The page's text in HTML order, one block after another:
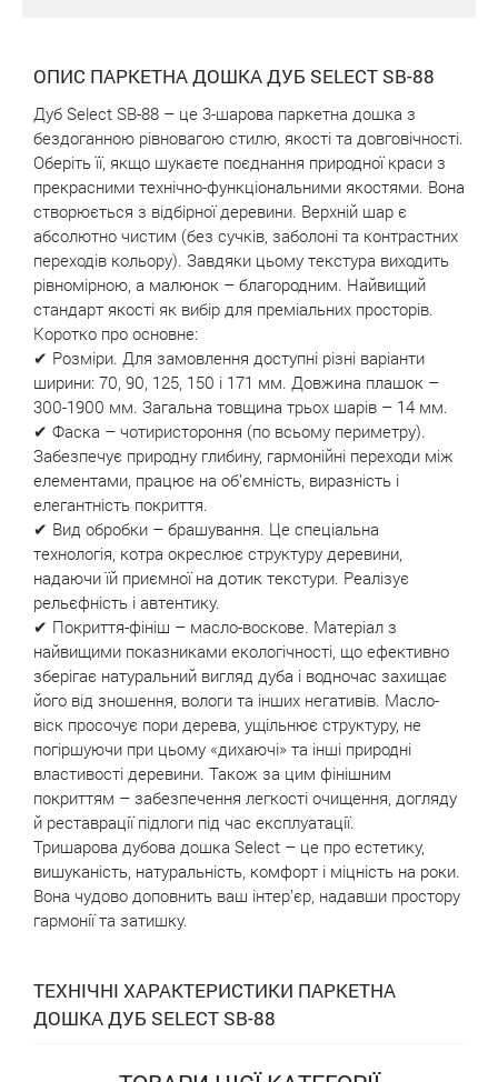
ОПИС ПАРКЕТНА ДОШКА ДУБ SELECT SB-88
Дуб Select SB-88 – це 3-шарова паркетна дошка з
бездоганною рівновагою стилю, якості та довговічності.
Оберіть її, якщо шукаєте поєднання природної краси з
прекрасними технічно-функціональними якостями. Вона
створюється з відбірної деревини. Верхній шар є
абсолютно чистим (без сучків, заболоні та контрастних
переходів кольору). Завдяки цьому текстура виходить
рівномірною, а малюнок – благородним. Найвищий
стандарт якості як вибір для преміальних просторів.
Коротко про основне:
✔ Розміри. Для замовлення доступні різні варіанти
ширини: 70, 90, 125, 150 і 171 мм. Довжина плашок –
300-1900 мм. Загальна товщина трьох шарів – 14 мм.
✔ Фаска – чотиристороння (по всьому периметру).
Забезпечує природну глибину, гармонійні переходи між
елементами, працює на об’ємність, виразність і
елегантність покриття.
✔ Вид обробки – брашування. Це спеціальна
технологія, котра окреслює структуру деревини,
надаючи їй приємної на дотик текстури. Реалізує
рельєфність і автентику.
✔ Покриття-фініш – масло-воскове. Матеріал з
найвищими показниками екологічності, що ефективно
зберігає натуральний вигляд дуба і водночас захищає
його від зношення, вологи та інших негативів. Масло-
віск просочує пори дерева, ущільнює структуру, не
погіршуючи при цьому «дихаючі» та інші природні
властивості деревини. Також за цим фінішним
покриттям – забезпечення легкості очищення, догляду
й реставрації підлоги під час експлуатації.
Тришарова дубова дошка Select – це про естетику,
вишуканість, натуральність, комфорт і міцність на роки.
Вона чудово доповнить ваш інтер’єр, надавши простору
гармонії та затишку.
ТЕХНІЧНІ ХАРАКТЕРИСТИКИ ПАРКЕТНА
ДОШКА ДУБ SELECT SB-88